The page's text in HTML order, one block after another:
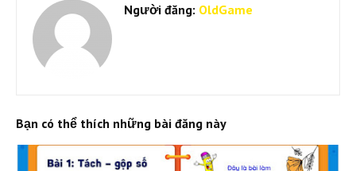
Người đăng: OldGame
Bạn có thể thích những bài đăng này